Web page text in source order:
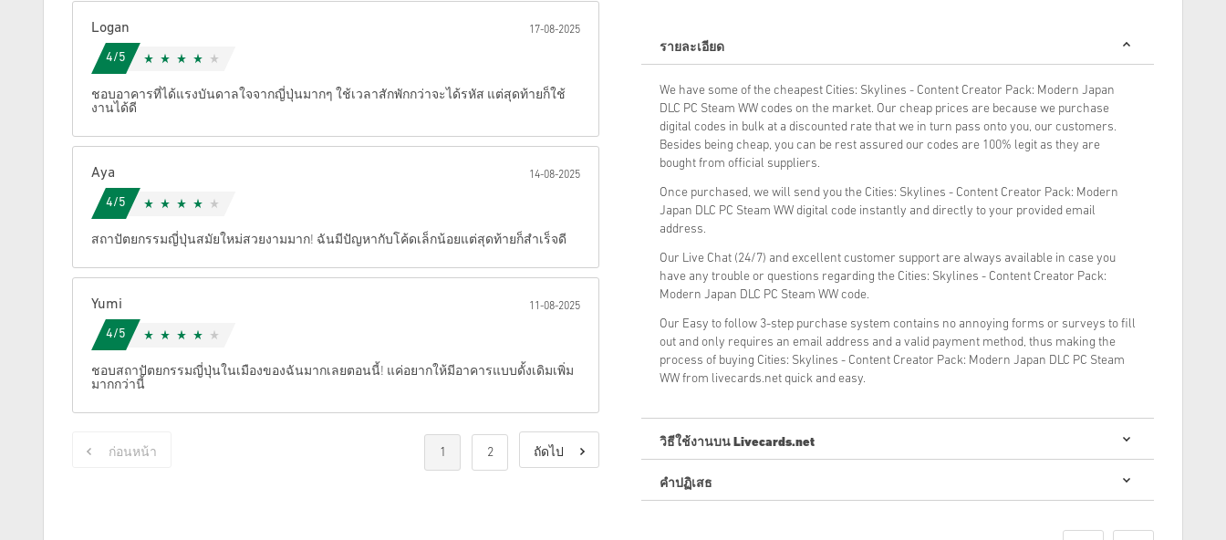
Logan 17-08-2025
4/5
ชอบอาคารที่ได้แรงบันดาลใจจากญี่ปุ่นมากๆ ใช้เวลาสักพักกว่าจะได้รหัส แต่สุดท้ายก็ใช้
งานได้ดี
Aya 14-08-2025
4/5
สถาปัตยกรรมญี่ปุ่นสมัยใหม่สวยงามมาก! ฉันมีปัญหากับโค้ดเล็กน้อยแต่สุดท้ายก็สำเร็จดี
Yumi 11-08-2025
4/5
ชอบสถาปัตยกรรมญี่ปุ่นในเมืองของฉันมากเลยตอนนี้! แค่อยากให้มีอาคารแบบดั้งเดิมเพิ่ม
มากกว่านี้
ก่อนหน้า 1 2 ถัดไป
รายละเอียด
We have some of the cheapest Cities: Skylines - Content Creator Pack: Modern Japan
DLC PC Steam WW codes on the market. Our cheap prices are because we purchase
digital codes in bulk at a discounted rate that we in turn pass onto you, our customers.
Besides being cheap, you can be rest assured our codes are 100% legit as they are
bought from official suppliers.
Once purchased, we will send you the Cities: Skylines - Content Creator Pack: Modern
Japan DLC PC Steam WW digital code instantly and directly to your provided email
address.
Our Live Chat (24/7) and excellent customer support are always available in case you
have any trouble or questions regarding the Cities: Skylines - Content Creator Pack:
Modern Japan DLC PC Steam WW code.
Our Easy to follow 3-step purchase system contains no annoying forms or surveys to fill
out and only requires an email address and a valid payment method, thus making the
process of buying Cities: Skylines - Content Creator Pack: Modern Japan DLC PC Steam
WW from livecards.net quick and easy.
วิธีใช้งานบน Livecards.net
ใหม่กับ Livecards.net ใช่ไหม? การซื้อโค้ดดิจิทัลนั้นรวดเร็วและง่ายมาก:
คำปฏิเสธ
ะถูกจัดส่งก่อนหรือในวันวางจำหน่ายที่ระบุไว้ในขณะที่สินค้าใน